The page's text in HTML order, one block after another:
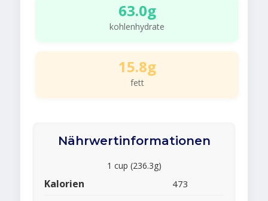
63.0g
kohlenhydrate
15.8g
fett
Nährwertinformationen
1 cup (236.3g)
Kalorien 473